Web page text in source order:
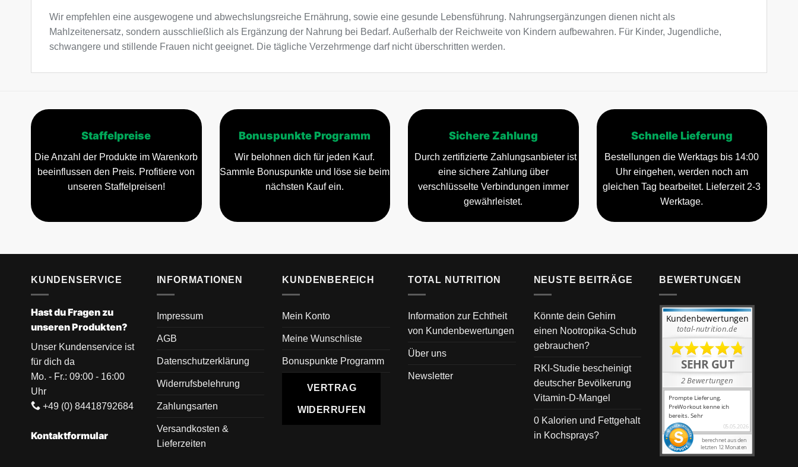
Wir empfehlen eine ausgewogene und abwechslungsreiche Ernährung, sowie eine gesunde Lebensführung. Nahrungsergänzungen dienen nicht als
Mahlzeitenersatz, sondern ausschließlich als Ergänzung der Nahrung bei Bedarf. Außerhalb der Reichweite von Kindern aufbewahren. Für Kinder, Jugendliche,
schwangere und stillende Frauen nicht geeignet. Die tägliche Verzehrmenge darf nicht überschritten werden.
Staffelpreise
Die Anzahl der Produkte im Warenkorb
beeinflussen den Preis. Profitiere von
unseren Staffelpreisen!
Bonuspunkte Programm
Wir belohnen dich für jeden Kauf.
Sammle Bonuspunkte und löse sie beim
nächsten Kauf ein.
Sichere Zahlung
Durch zertifizierte Zahlungsanbieter ist
eine sichere Zahlung über
verschlüsselte Verbindungen immer
gewährleistet.
Schnelle Lieferung
Bestellungen die Werktags bis 14:00
Uhr eingehen, werden noch am
gleichen Tag bearbeitet. Lieferzeit 2-3
Werktage.
KUNDENSERVICE
Hast du Fragen zu
unseren Produkten?
Unser Kundenservice ist
für dich da
Mo. - Fr.: 09:00 - 16:00
Uhr
+49 (0) 84418792684
Kontaktformular
INFORMATIONEN
Impressum
AGB
Datenschutzerklärung
Widerrufsbelehrung
Zahlungsarten
Versandkosten &
Lieferzeiten
KUNDENBEREICH
Mein Konto
Meine Wunschliste
Bonuspunkte Programm
VERTRAG
WIDERRUFEN
TOTAL NUTRITION
Information zur Echtheit
von Kundenbewertungen
Über uns
Newsletter
NEUSTE BEITRÄGE
Könnte dein Gehirn
einen Nootropika-Schub
gebrauchen?
RKI-Studie bescheinigt
deutscher Bevölkerung
Vitamin-D-Mangel
0 Kalorien und Fettgehalt
in Kochsprays?
BEWERTUNGEN